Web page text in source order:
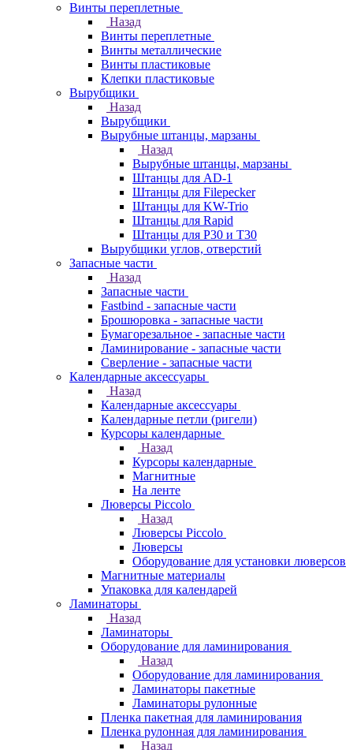
Винты переплетные
Назад
Винты переплетные
Винты металлические
Винты пластиковые
Клепки пластиковые
Вырубщики
Назад
Вырубщики
Вырубные штанцы, марзаны
Назад
Вырубные штанцы, марзаны
Штанцы для AD-1
Штанцы для Filepecker
Штанцы для KW-Trio
Штанцы для Rapid
Штанцы для Р30 и Т30
Вырубщики углов, отверстий
Запасные части
Назад
Запасные части
Fastbind - запасные части
Брошюровка - запасные части
Бумагорезальное - запасные части
Ламинирование - запасные части
Сверление - запасные части
Календарные аксессуары
Назад
Календарные аксессуары
Календарные петли (ригели)
Курсоры календарные
Назад
Курсоры календарные
Магнитные
На ленте
Люверсы Piccolo
Назад
Люверсы Piccolo
Люверсы
Оборудование для установки люверсов
Магнитные материалы
Упаковка для календарей
Ламинаторы
Назад
Ламинаторы
Оборудование для ламинирования
Назад
Оборудование для ламинирования
Ламинаторы пакетные
Ламинаторы рулонные
Пленка пакетная для ламинирования
Пленка рулонная для ламинирования
Назад